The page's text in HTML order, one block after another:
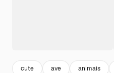
cute ave animais